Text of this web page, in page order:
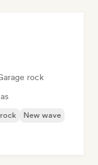
rock
New wave